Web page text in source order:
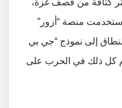
كثافة من قصف غزة،
منصة “أزور”
إلى نموذج “جي بي
كل ذلك في الحرب على